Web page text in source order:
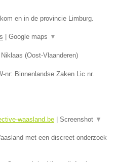
en in de provincie Limburg.
| Google maps ▼
(Oost-Vlaanderen)
nr: Binnenlandse Zaken Lic nr.
waasland.be | Screenshot ▼
met een discreet onderzoek